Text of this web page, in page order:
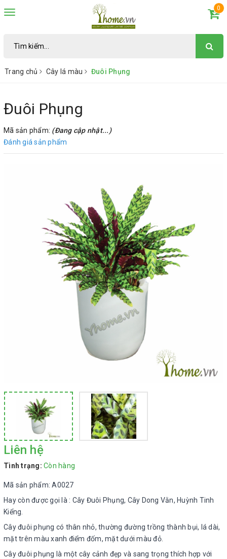
Toggle
0
Trang chủ Cây lá màu Đuôi Phụng
Đuôi Phụng
Mã sản phẩm: (Đang cập nhật...)
Đánh giá sản phẩm
Liên hệ
Tình trạng: Còn hàng
Mã sản phẩm: A0027
Hay còn được gọi là : Cây Đuôi Phụng, Cây Dong Vằn, Huỳnh Tinh
Kiểng.
Cây đuôi phụng có thân nhỏ, thường đường trồng thành bụi, lá dài,
mặt trên màu xanh điểm đốm, mặt dưới màu đỏ.
Cây đuôi phụng là một cây cảnh đẹp và sang trọng thích hợp với